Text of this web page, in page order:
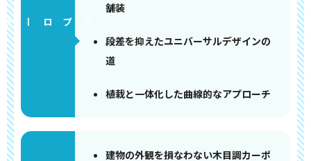
アプローチ
舗装
段差を抑えたユニバーサルデザインの
道
植栽と一体化した曲線的なアプローチ
建物の外観を損なわない木目調カーポ